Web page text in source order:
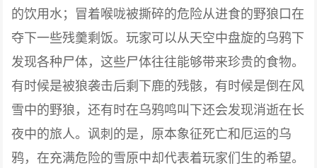
的饮用水；冒着喉咙被撕碎的危险从进食的野狼口在
夺下一些残羹剩饭。玩家可以从天空中盘旋的乌鸦下
发现各种尸体，这些尸体往往能够带来珍贵的食物。
有时候是被狼袭击后剩下鹿的残骸，有时候是倒在风
雪中的野狼，还有时在乌鸦鸣叫下还会发现消逝在长
夜中的旅人。讽刺的是，原本象征死亡和厄运的乌
鸦，在充满危险的雪原中却代表着玩家们生的希望。